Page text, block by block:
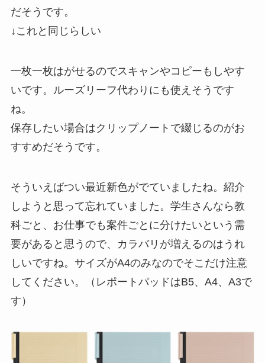
だそうです。
↓これと同じらしい
一枚一枚はがせるのでスキャンやコピーもしやす
いです。ルーズリーフ代わりにも使えそうです
ね。
保存したい場合はクリップノートで綴じるのがお
すすめだそうです。
そういえばつい最近新色がでていましたね。紹介
しようと思って忘れていました。学生さんなら教
科ごと、お仕事でも案件ごとに分けたいという需
要があると思うので、カラバリが増えるのはうれ
しいですね。サイズがA4のみなのでそこだけ注意
してください。（レポートパッドはB5、A4、A3で
す）